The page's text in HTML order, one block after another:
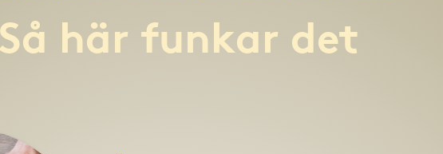
här funkar det